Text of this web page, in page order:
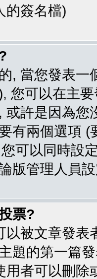
的簽名檔)
, 當您發表
您可以在主
或許是因為
有兩個選項
可以同時設
版管理人員
票?
以被文章發
題的第一篇
用者可以刪